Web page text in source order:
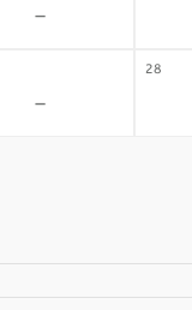
-
28
-